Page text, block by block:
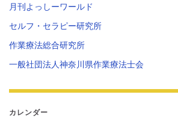
月刊よっしーワールド
セルフ・セラピー研究所
作業療法総合研究所
一般社団法人神奈川県作業療法士会
カレンダー